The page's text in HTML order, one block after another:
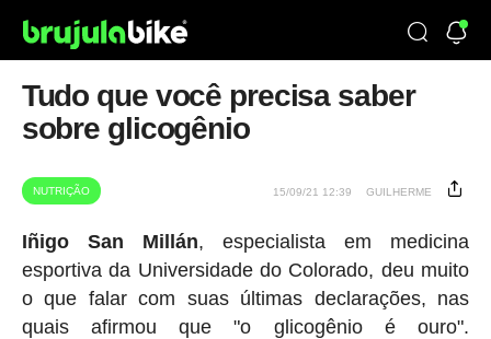
Tudo que você precisa saber
sobre glicogênio
NUTRIÇÃO 15/09/21 12:39 GUILHERME
Iñigo San Millán, especialista em medicina
esportiva da Universidade do Colorado, deu muito
o que falar com suas últimas declarações, nas
quais afirmou que "o glicogênio é ouro".